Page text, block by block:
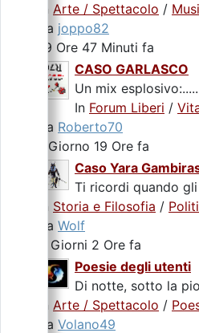
Arte / Spettacolo /
da joppo82
19 Ore 47 Minuti fa
CASO GARLASCO
Un mix esplosivo:.....
In Forum Liberi /
da Roberto70
1 Giorno 19 Ore fa
Caso Yara
Ti ricordi quando
Storia e Filosofia /
da Wolf
3 Giorni 2 Ore fa
Poesie degli utenti
Di notte, sotto la
Arte / Spettacolo /
da Volano49